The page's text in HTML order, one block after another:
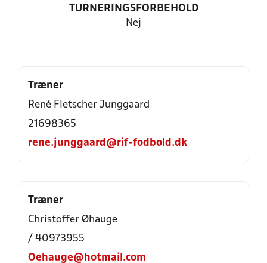
TURNERINGSFORBEHOLD
Nej
Træner
René Fletscher Junggaard
21698365
rene.junggaard@rif-fodbold.dk
Træner
Christoffer Øhauge
/ 40973955
Oehauge@hotmail.com